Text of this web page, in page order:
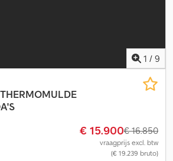
1 / 9
€ 15.900€ 16.850
vraagprijs excl. btw
(€ 19.239 bruto)